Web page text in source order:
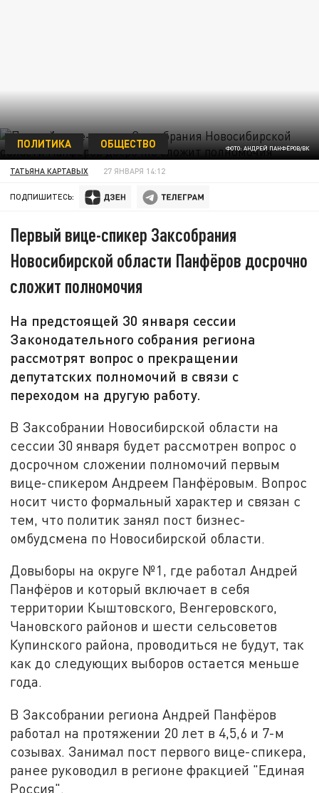
ФОТО: АНДРЕЙ ПАНФЁРОВ/ВК
ПОЛИТИКА ОБЩЕСТВО
ТАТЬЯНА КАРТАВЫХ 27 ЯНВАРЯ 14:12
ПОДПИШИТЕСЬ:
Первый вице-спикер Заксобрания
Новосибирской области Панфёров досрочно
сложит полномочия
На предстоящей 30 января сессии
Законодательного собрания региона
рассмотрят вопрос о прекращении
депутатских полномочий в связи с
переходом на другую работу.
В Заксобрании Новосибирской области на
сессии 30 января будет рассмотрен вопрос о
досрочном сложении полномочий первым
вице-спикером Андреем Панфёровым. Вопрос
носит чисто формальный характер и связан с
тем, что политик занял пост бизнес-
омбудсмена по Новосибирской области.
Довыборы на округе №1, где работал Андрей
Панфёров и который включает в себя
территории Кыштовского, Венгеровского,
Чановского районов и шести сельсоветов
Купинского района, проводиться не будут, так
как до следующих выборов остается меньше
года.
В Заксобрании региона Андрей Панфёров
работал на протяжении 20 лет в 4,5,6 и 7-м
созывах. Занимал пост первого вице-спикера,
ранее руководил в регионе фракцией "Единая
Россия".